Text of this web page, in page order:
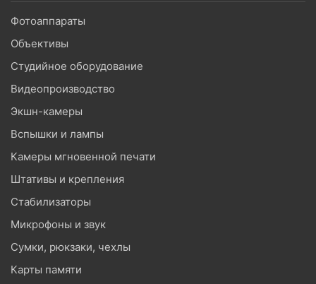
Фотоаппараты
Объективы
Студийное оборудование
Видеопроизводство
Экшн-камеры
Вспышки и лампы
Камеры мгновенной печати
Штативы и крепления
Стабилизаторы
Микрофоны и звук
Сумки, рюкзаки, чехлы
Карты памяти